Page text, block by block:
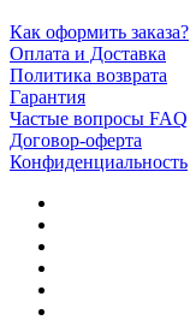
Как оформить заказа?
Оплата и Доставка
Политика возврата
Гарантия
Частые вопросы FAQ
Договор-оферта
Конфиденциальность